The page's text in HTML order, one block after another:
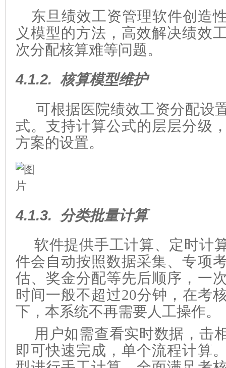
东旦绩效工资管理软件创造
义模型的方法，高效解决绩效
次分配核算难等问题。
4.1.2. 核算模型维护
可根据医院绩效工资分配设
式。支持计算公式的层层分级
方案的设置。
4.1.3.
分类批量计算
软件提供手工计算、定时计
件会自动按照数据采集、专项
估、奖金分配等先后顺序，一
时间一般不超过20分钟，在考
下，本系统不再需要人工操作。
用户如需查看实时数据，击
即可快速完成，单个流程计算